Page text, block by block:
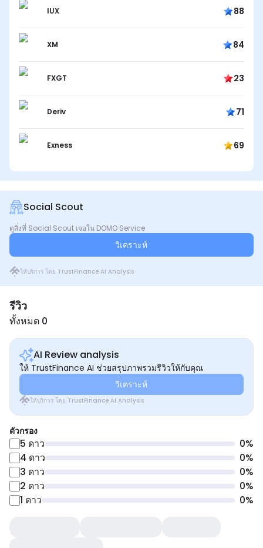
IUX 88
XM 84
FXGT 23
Deriv 71
Exness 69
Social Scout
ดูสิ่งที่ Social Scout เจอใน DOMO Service
วิเคราะห์
ให้บริการ โดย TrustFinance AI Analysis
รีวิว
ทั้งหมด 0
AI Review analysis
ให้ TrustFinance AI ช่วยสรุปภาพรวมรีวิวให้กับคุณ
วิเคราะห์
ให้บริการ โดย TrustFinance AI Analysis
ตัวกรอง
5 ดาว 0%
4 ดาว 0%
3 ดาว 0%
2 ดาว 0%
1 ดาว 0%